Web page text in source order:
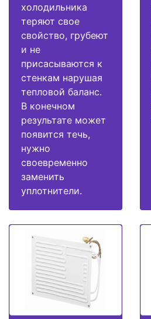
холодильника
теряют свое
свойство, грубеют
и не
присасываются к
стенкам нарушая
тепловой баланс.
В конечном
результате может
появится течь,
нужно
своевременно
заменить
уплотнители.